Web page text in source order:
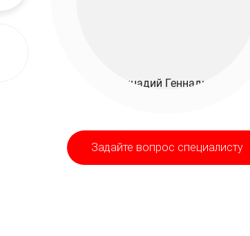
Задайте вопрос специалисту